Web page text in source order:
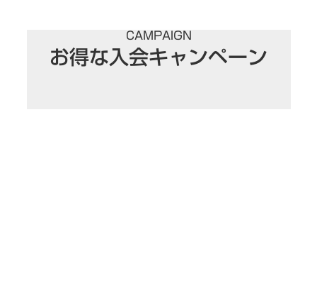
CAMPAIGN
お得な入会キャンペーン